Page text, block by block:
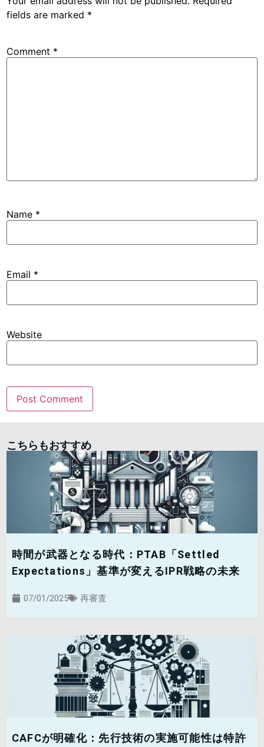
fields are marked *
Comment *
Name *
Email *
Website
こちらもおすすめ
時間が武器となる時代：PTAB「Settled
Expectations」基準が変えるIPR戦略の未来
07/01/2025 再審査
CAFCが明確化：先行技術の実施可能性は特許